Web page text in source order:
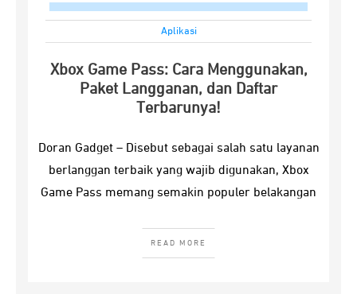
Aplikasi
Xbox Game Pass: Cara Menggunakan,
Paket Langganan, dan Daftar
Terbarunya!
Doran Gadget – Disebut sebagai salah satu layanan
berlanggan terbaik yang wajib digunakan, Xbox
Game Pass memang semakin populer belakangan
READ MORE